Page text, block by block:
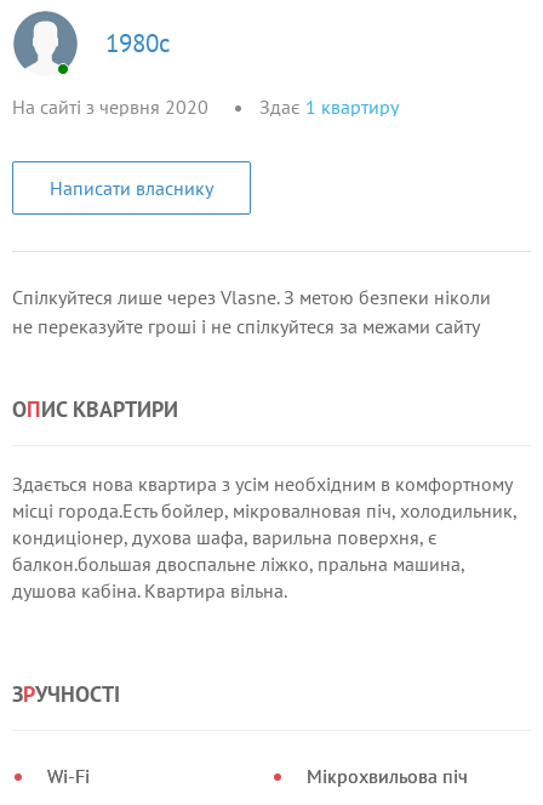
1980c
На сайті з червня 2020 Здає 1 квартиру
Написати власнику
Спілкуйтеся лише через Vlasne. З метою безпеки ніколи
не переказуйте гроші і не спілкуйтеся за межами сайту
ОПИС КВАРТИРИ
Здається нова квартира з усім необхідним в комфортному
місці города.Есть бойлер, мікровалновая піч, холодильник,
кондиціонер, духова шафа, варильна поверхня, є
балкон.большая двоспальне ліжко, пральна машина,
душова кабіна. Квартира вільна.
ЗРУЧНОСТІ
Wi-Fi
Мікрохвильова піч